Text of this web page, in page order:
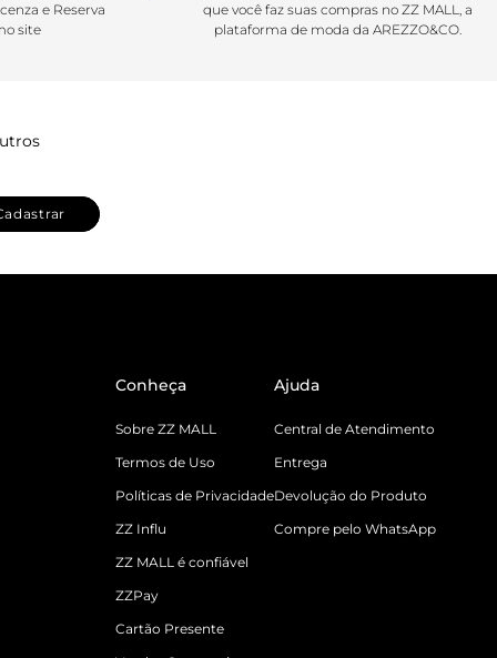
e Reserva
site
que você faz suas compras no ZZ MALL, a
plataforma de moda da AREZZO&CO.
Conheça
Sobre ZZ MALL
Termos de Uso
Políticas de Privacidade
ZZ Influ
ZZ MALL é confiável
ZZPay
Cartão Presente
Ajuda
Central de Atendimento
Entrega
Devolução do Produto
Compre pelo WhatsApp